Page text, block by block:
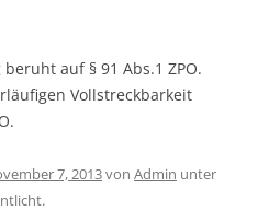
auf § 91 Abs.1 ZPO.
Vollstreckbarkeit
7, 2013von Admin unter